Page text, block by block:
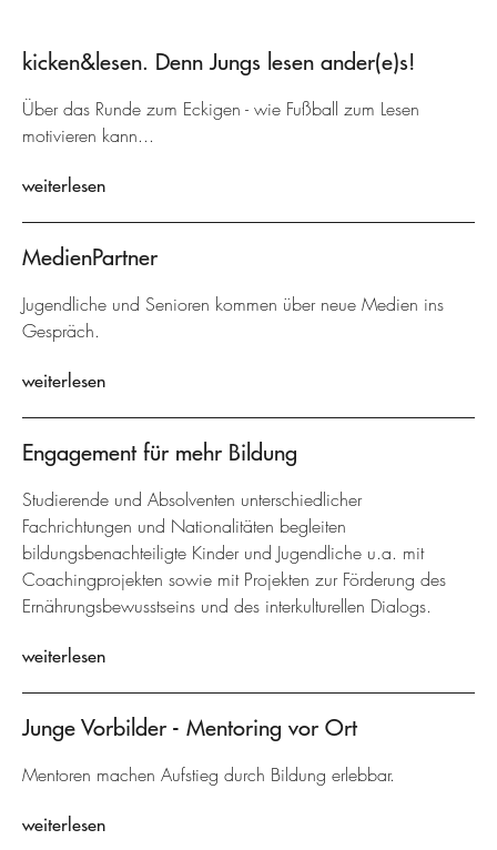
kicken&lesen. Denn Jungs lesen ander(e)s!
Über das Runde zum Eckigen - wie Fußball zum Lesen
motivieren kann...
weiterlesen
MedienPartner
Jugendliche und Senioren kommen über neue Medien ins
Gespräch.
weiterlesen
Engagement für mehr Bildung
Studierende und Absolventen unterschiedlicher
Fachrichtungen und Nationalitäten begleiten
bildungsbenachteiligte Kinder und Jugendliche u.a. mit
Coachingprojekten sowie mit Projekten zur Förderung des
Ernährungsbewusstseins und des interkulturellen Dialogs.
weiterlesen
Junge Vorbilder - Mentoring vor Ort
Mentoren machen Aufstieg durch Bildung erlebbar.
weiterlesen